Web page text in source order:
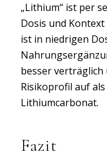
„Lithium“ ist per
Dosis und
ist in niedrigen
besser verträglich
Risikoprofil auf
Lithiumcarbonat.
Fazit